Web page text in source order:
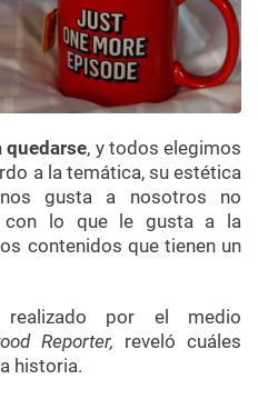
quedarse, y todos elegimos
a la temática, su estética
gusta a nosotros no
con lo que le gusta a la
contenidos que tienen un
por el medio
Reporter, reveló cuáles
historia.